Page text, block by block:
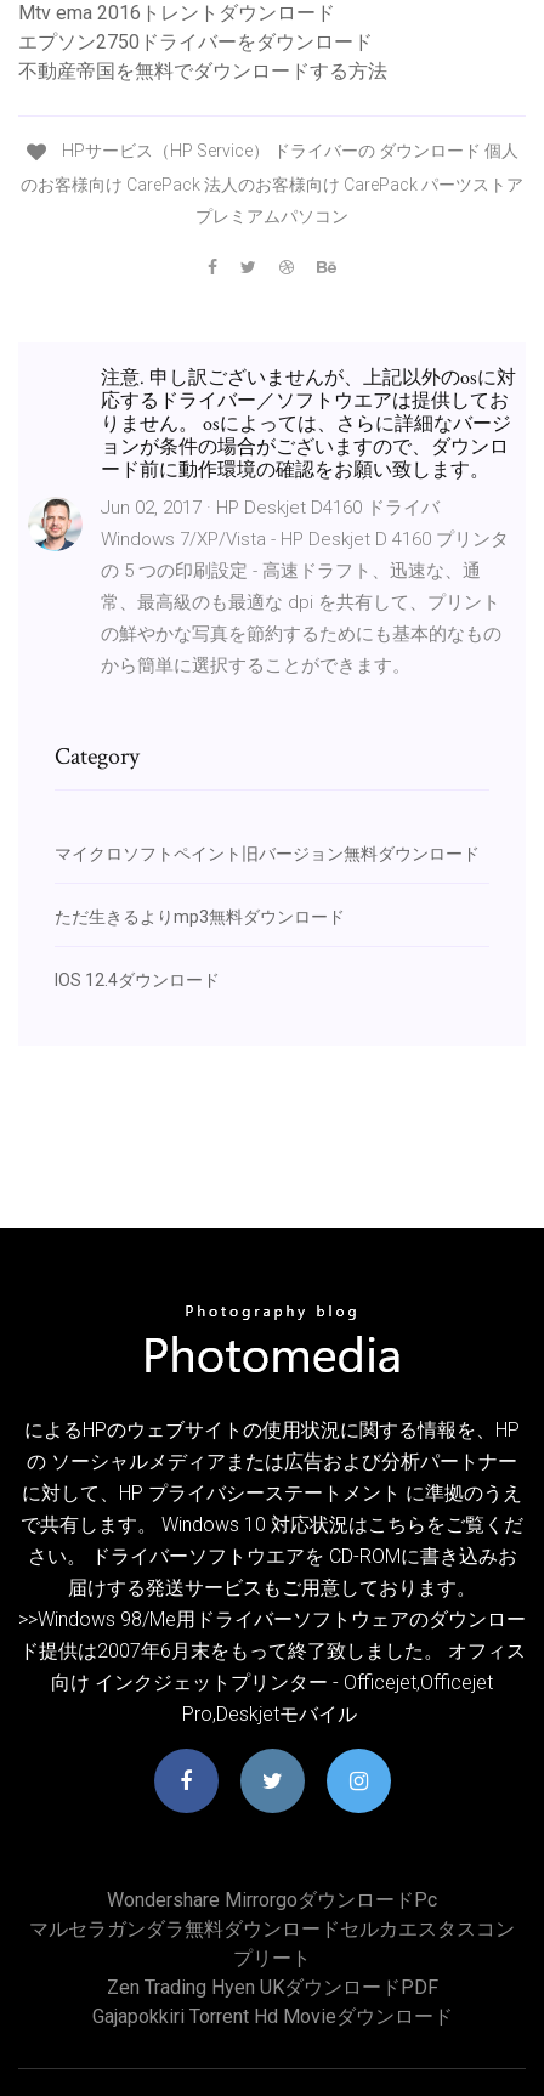
Mtv ema 2016トレントダウンロード
エプソン2750ドライバーをダウンロード
不動産帝国を無料でダウンロードする方法
HPサービス（HP Service） ドライバーの ダウンロード 個人
のお客様向け CarePack 法人のお客様向け CarePack パーツストア
プレミアムパソコン
注意. 申し訳ございませんが、上記以外のosに対
応するドライバー／ソフトウエアは提供してお
りません。 osによっては、さらに詳細なバージ
ョンが条件の場合がございますので、ダウンロ
ード前に動作環境の確認をお願い致します。
Jun 02, 2017 · HP Deskjet D4160 ドライバ
Windows 7/XP/Vista - HP Deskjet D 4160 プリンタ
の 5 つの印刷設定 - 高速ドラフト、迅速な、通
常、最高級のも最適な dpi を共有して、プリント
の鮮やかな写真を節約するためにも基本的なもの
から簡単に選択することができます。
Category
マイクロソフトペイント旧バージョン無料ダウンロード
ただ生きるよりmp3無料ダウンロード
IOS 12.4ダウンロード
によるHPのウェブサイトの使用状況に関する情報を、HP
の ソーシャルメディアまたは広告および分析パートナー
に対して、HP プライバシーステートメント に準拠のうえ
で共有します。 Windows 10 対応状況はこちらをご覧くだ
さい。 ドライバーソフトウエアを CD-ROMに書き込みお
届けする発送サービスもご用意しております。
>>Windows 98/Me用ドライバーソフトウェアのダウンロー
ド提供は2007年6月末をもって終了致しました。 オフィス
向け インクジェットプリンター - Officejet,Officejet
Pro,Deskjetモバイル
Wondershare Mirrorgoダウンロードpc
マルセラガンダラ無料ダウンロードセルカエスタスコン
プリート
Zen Trading Hyen UKダウンロードPDF
Gajapokkiri Torrent Hd Movieダウンロード